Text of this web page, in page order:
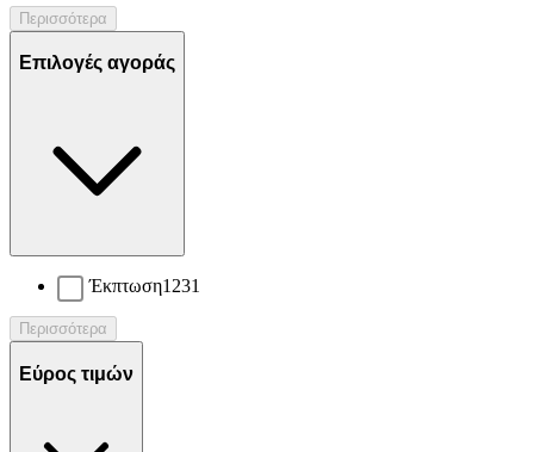
Περισσότερα
Επιλογές αγοράς
Έκπτωση1231
Περισσότερα
Εύρος τιμών